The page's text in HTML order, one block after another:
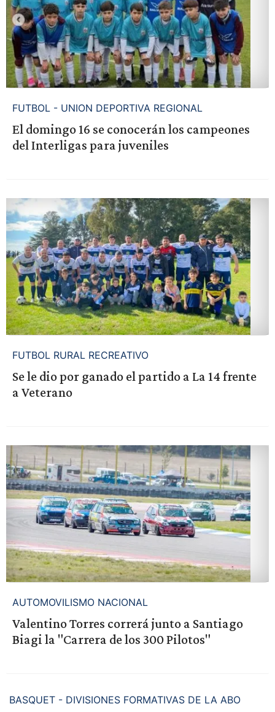
FUTBOL - UNION DEPORTIVA REGIONAL
El domingo 16 se conocerán los campeones
del Interligas para juveniles
FUTBOL RURAL RECREATIVO
Se le dio por ganado el partido a La 14 frente
a Veterano
AUTOMOVILISMO NACIONAL
Valentino Torres correrá junto a Santiago
Biagi la "Carrera de los 300 Pilotos"
BASQUET - DIVISIONES FORMATIVAS DE LA ABO